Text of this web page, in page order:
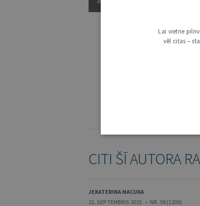
CITI ŠĪ AUTORA
JEKATERINA MACUKA
21. SEPTEMBRIS 2021 • NR. 38 (1200)
Lai vietne
vēl citas –